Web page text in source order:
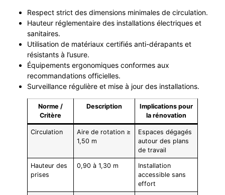
Respect strict des dimensions minimales de circulation.
Hauteur réglementaire des installations électriques et
sanitaires.
Utilisation de matériaux certifiés anti-dérapants et
résistants à l’usure.
Équipements ergonomiques conformes aux
recommandations officielles.
Surveillance régulière et mise à jour des installations.
Norme /
Critère
Description
Implications pour
la rénovation
Circulation
Aire de rotation ≥
1,50 m
Espaces dégagés
autour des plans
de travail
Hauteur des
prises
0,90 à 1,30 m
Installation
accessible sans
effort